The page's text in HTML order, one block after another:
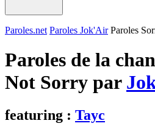
Paroles.net Paroles Jok'Air Paroles
Paroles de la
Not Sorry par
featuring : Tayc